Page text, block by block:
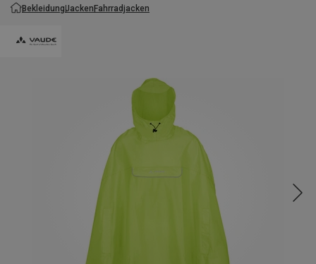
BekleidungJackenFahrradjacken